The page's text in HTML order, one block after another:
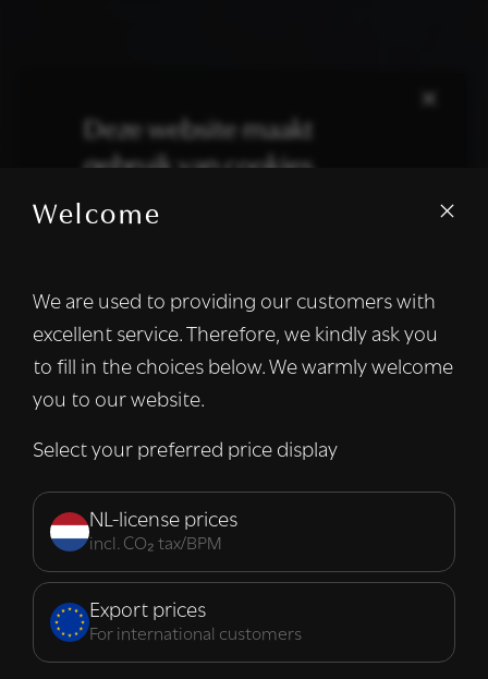
Welcome
We are used to providing our customers with
excellent service. Therefore, we kindly ask you
to fill in the choices below. We warmly welcome
you to our website.
Select your preferred price display
NL-license prices
incl. CO₂ tax/BPM
Export prices
For international customers
×
Deze website maakt
gebruik van cookies.
We gebruiken cookies om inhoud en
informatie over uw gebruik van onze site
met onze advertentie- en analysepartners,
die deze kunnen combineren met andere
informatie die u aan hen heeft verstrekt of
van hun diensten. Lees verder
Strikt
noodzakelijk
Prestatie Targeting